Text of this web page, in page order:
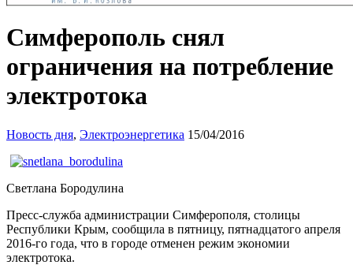
Симферополь снял
ограничения на потребление
электротока
Новость дня, Электроэнергетика 15/04/2016
Светлана Бородулина
Пресс-служба администрации Симферополя, столицы
Республики Крым, сообщила в пятницу, пятнадцатого апреля
2016-го года, что в городе отменен режим экономии
электротока.